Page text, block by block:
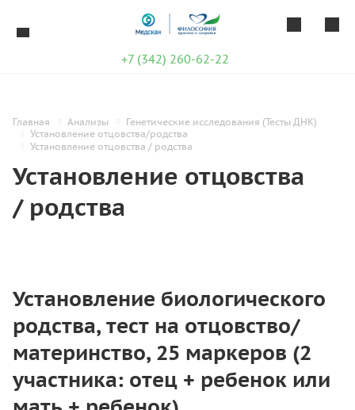
+7 (342) 260-62-22
Главная Анализы
Генетические исследования (Тесты ДНК)
Установление отцовства/родства
Установление отцовства / родства
Установление отцовства
/ родства
Установление биологического
родства, тест на отцовство/
материнство, 25 маркеров (2
участника: отец + ребенок или